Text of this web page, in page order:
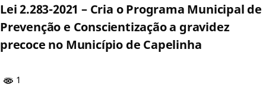
Lei 2.283-2021 – Cria o Programa Municipal de
Prevenção e Conscientização a gravidez
precoce no Município de Capelinha
1